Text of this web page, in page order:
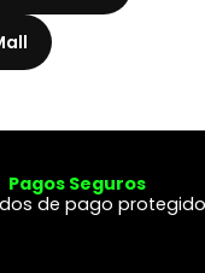
Pagos Seguros
de pago